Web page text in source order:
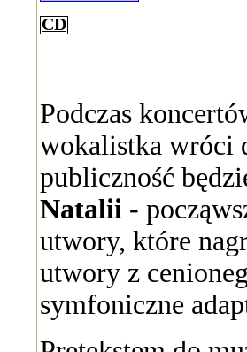
CD
Podczas
wokalistka wróci
publiczność
Natalii -
utwory, które
utwory z
symfoniczne